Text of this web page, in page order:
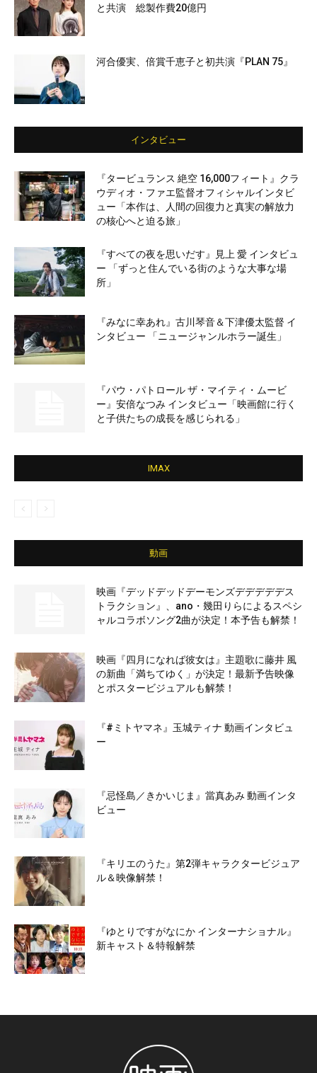
と共演 総製作費20億円
河合優実、倍賞千恵子と初共演『PLAN 75』
インタビュー
『タービュランス 絶空 16,000フィート』クラ
ウディオ・ファエ監督オフィシャルインタビ
ュー「本作は、人間の回復力と真実の解放力
の核心へと迫る旅」
『すべての夜を思いだす』見上 愛 インタビュ
ー 「ずっと住んでいる街のような大事な場
所」
『みなに幸あれ』古川琴音＆下津優太監督 イ
ンタビュー 「ニュージャンルホラー誕生」
『パウ・パトロール ザ・マイティ・ムービ
ー』安倍なつみ インタビュー「映画館に行く
と子供たちの成長を感じられる」
IMAX
動画
映画『デッドデッドデーモンズデデデデデス
トラクション』、ano・幾田りらによるスペシ
ャルコラボソング2曲が決定！本予告も解禁！
映画『四月になれば彼女は』主題歌に藤井 風
の新曲「満ちてゆく」が決定！最新予告映像
とポスタービジュアルも解禁！
『#ミトヤマネ』玉城ティナ 動画インタビュ
ー
『忌怪島／きかいじま』當真あみ 動画インタ
ビュー
『キリエのうた』第2弾キャラクタービジュア
ル＆映像解禁！
『ゆとりですがなにか インターナショナル』
新キャスト＆特報解禁